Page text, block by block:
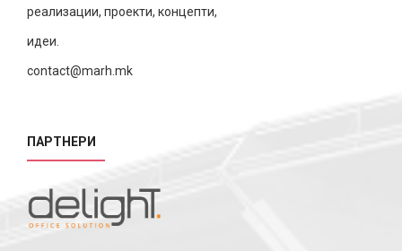
реализации, проекти, концепти,
идеи.
contact@marh.mk
ПАРТНЕРИ